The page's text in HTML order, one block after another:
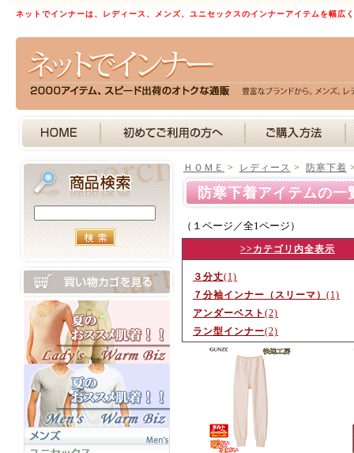
ネットでインナーは、レディース、メンズ、ユニセックスのインナーアイテムを幅広
ＨＯＭＥ > レディース > 防寒下着
防寒下着アイテムの
（１ページ／全1ページ）
>>カテゴリ内全表示
３分丈(1)
７分袖インナー（スリーマ） (1)
アンダーベスト (2)
ラン型インナー(2)